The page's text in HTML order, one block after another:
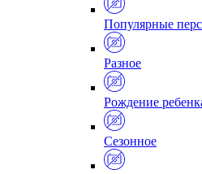
Популярные
Разное
Рождение
Сезонное